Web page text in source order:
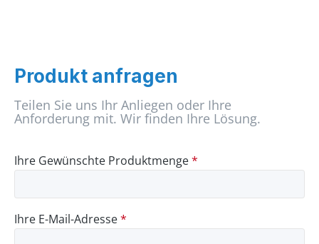
Produkt anfragen
Teilen Sie uns Ihr Anliegen oder Ihre
Anforderung mit. Wir finden Ihre Lösung.
Ihre Gewünschte Produktmenge*
Ihre E-Mail-Adresse*